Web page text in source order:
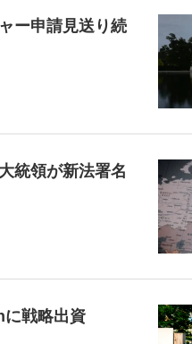
ー申請見送り続
統領が新法署名
に戦略出資